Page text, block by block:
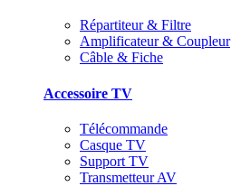
Répartiteur & Filtre
Amplificateur & Coupleur
Câble & Fiche
Accessoire TV
Télécommande
Casque TV
Support TV
Transmetteur AV